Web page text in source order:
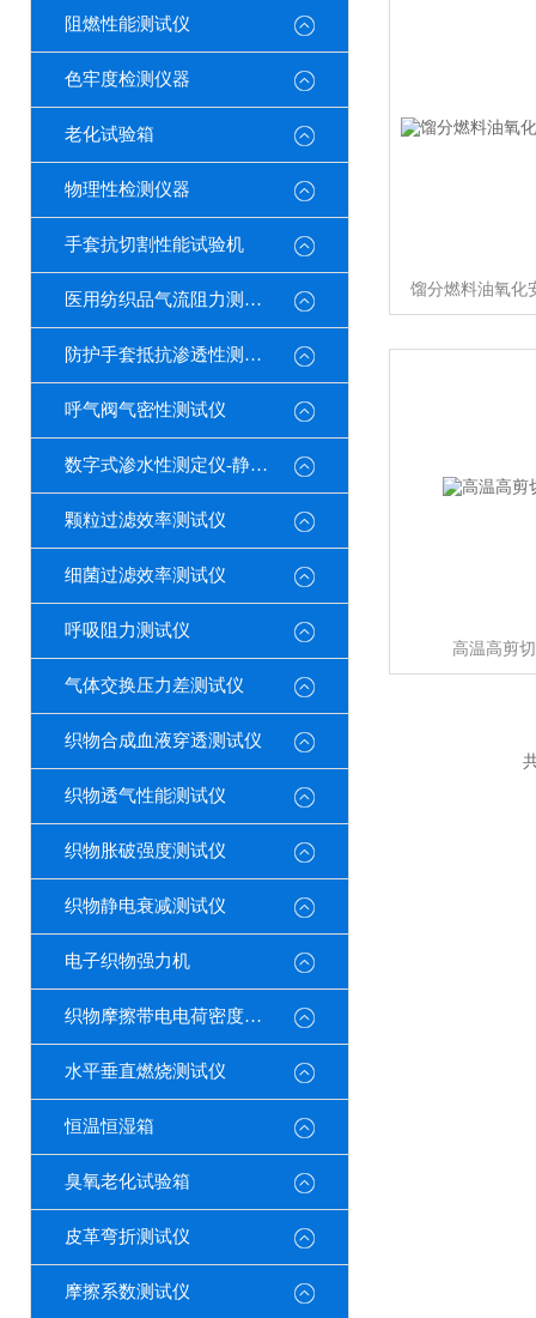
阻燃性能测试仪
色牢度检测仪器
老化试验箱
物理性检测仪器
手套抗切割性能试验机
医用纺织品气流阻力测试仪
防护手套抵抗渗透性测定仪
呼气阀气密性测试仪
数字式渗水性测定仪-静水压
颗粒过滤效率测试仪
细菌过滤效率测试仪
呼吸阻力测试仪
气体交换压力差测试仪
织物合成血液穿透测试仪
织物透气性能测试仪
织物胀破强度测试仪
织物静电衰减测试仪
电子织物强力机
织物摩擦带电电荷密度测试仪
水平垂直燃烧测试仪
恒温恒湿箱
臭氧老化试验箱
皮革弯折测试仪
摩擦系数测试仪
馏分燃料油氧化
高温高剪